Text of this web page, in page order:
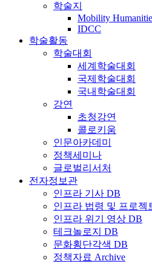
학술지
Mobility
IDCC
학술활동
학술대회
세계학술대회
국제학술대회
국내학술대회
강연
초청강연
콜로키움
인문아카데미
정책세미나
글로벌리서처
전자정보관
인프라 기사 DB
인프라 법령 및 프로젝
인프라 위기 영상 DB
테크놀로지 DB
문화횡단각색 DB
정책자료 Archive